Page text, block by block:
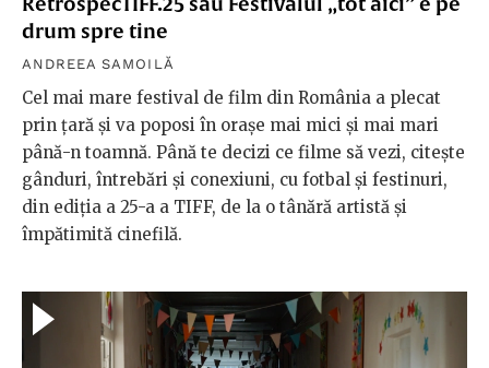
drum spre tine
ANDREEA SAMOILĂ
Cel mai mare festival de film din România a plecat
prin țară și va poposi în orașe mai mici și mai mari
până-n toamnă. Până te decizi ce filme să vezi, citește
gânduri, întrebări și conexiuni, cu fotbal și festinuri,
din ediția a 25-a a TIFF, de la o tânără artistă și
împătimită cinefilă.